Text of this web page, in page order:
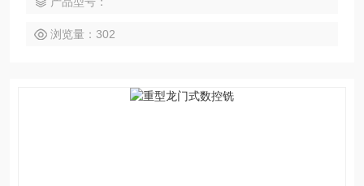
及多面联动加工。整机支持模块化定制，可根据工件重量、加
工区域与工艺特性灵活选配。
浏览量：302